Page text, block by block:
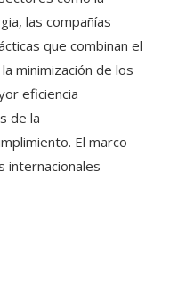
las compañías
que combinan el
minimización de los
eficiencia
de la
El marco
internacionales